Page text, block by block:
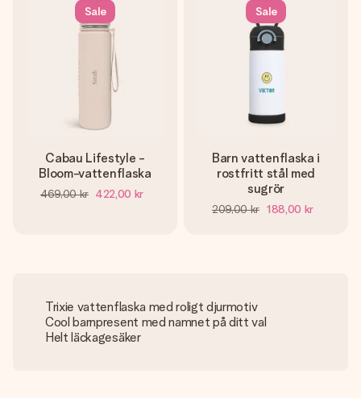
Sale
Cabau Lifestyle -
Bloom-vattenflaska
469,00 kr 422,00 kr
Sale
Barn vattenflaska i
rostfritt stål med
sugrör
209,00 kr 188,00 kr
Trixie vattenflaska med roligt djurmotiv
Cool barnpresent med namnet på ditt val
Helt läckagesäker